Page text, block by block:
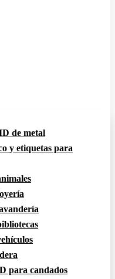
de metal
y etiquetas para
para candados